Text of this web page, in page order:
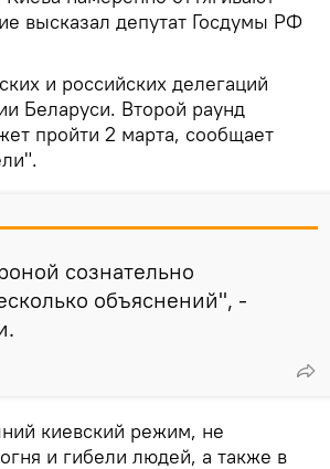
высказал депутат Госдумы РФ
и российских делегаций
Беларуси. Второй раунд
пройти 2 марта, сообщает
сознательно
объяснений", -
киевский режим, не
и гибели людей, а также в